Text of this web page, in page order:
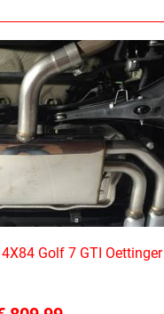
Golf 7 GTI Oettinger